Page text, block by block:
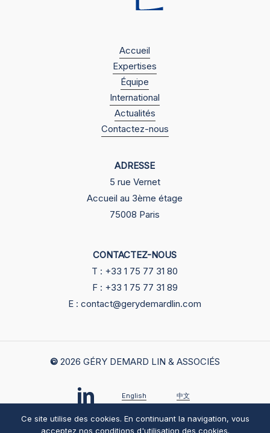
Accueil
Expertises
Équipe
International
Actualités
Contactez-nous
ADRESSE
5 rue Vernet
Accueil au 3ème étage
75008 Paris
CONTACTEZ-NOUS
T : +33 1 75 77 31 80
F : +33 1 75 77 31 89
E : contact@gerydemardlin.com
© 2026 GÉRY DEMARD LIN & ASSOCIÉS
English 中文
Politique de confidentialité
Ce site utilise des cookies. En continuant la navigation, vous
acceptez nos conditions d'utilisation des cookies.